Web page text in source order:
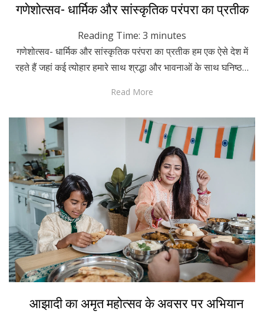
Posted
on
September 29, 2022
Hindi
गणेशोत्सव- धार्मिक और सांस्कृतिक परंपरा का प्रतीक
Reading Time: 3 minutes
गणेशोत्सव- धार्मिक और सांस्कृतिक परंपरा का प्रतीक हम एक ऐसे देश में
रहते हैं जहां कई त्योहार हमारे साथ श्रद्धा और भावनाओं के साथ घनिष्ठ…
Read More
Posted
on
August 23, 2022
Hindi
आझादी का अमृत महोत्सव के अवसर पर अभियान